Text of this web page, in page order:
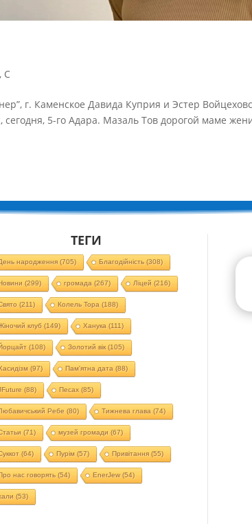
, С
г. Каменское Давида Куприя и Эстер
сегодня, 5-го Адара. Мазаль Тов дорогой маме
ТЕГИ
народження(705) Благодійність(308)
(299) громада (267) Ліцей (216)
(211) Колель Тора (188)
клуб (149) Ханука (111)
(108) Золотий вік(105)
(97) Пам'ятна дата (88)
(88) Песах(85)
Ребе (80) Тижнева глава (74)
(71) музей громади (67)
(64) Пурім (57) Привітання(55)
нас говорять(54) EnerJew(54)
(53)